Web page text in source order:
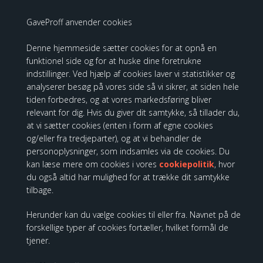
GaveProff anvender cookies
Denne hjemmeside sætter cookies for at opnå en
funktionel side og for at huske dine foretrukne
indstillinger. Ved hjælp af cookies laver vi statistikker og
analyserer besøg på vores side så vi sikrer, at siden hele
tiden forbedres, og at vores markedsføring bliver
relevant for dig. Hvis du giver dit samtykke, så tillader du,
at vi sætter cookies (enten i form af egne cookies
og/eller fra tredjeparter), og at vi behandler de
personoplysninger, som indsamles via de cookies. Du
kan læse mere om cookies i vores cookiepolitik, hvor
du også altid har mulighed for at trække dit samtykke
tilbage.
Herunder kan du vælge cookies til eller fra. Navnet på de
forskellige typer af cookies fortæller, hvilket formål de
tjener.
Disney Traditions - Big Trouble H36